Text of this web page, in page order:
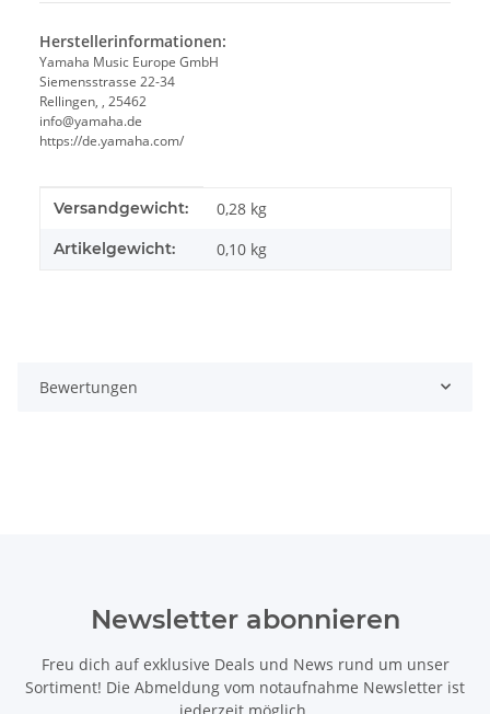
Herstellerinformationen:
Yamaha Music Europe GmbH
Siemensstrasse 22-34
Rellingen, , 25462
info@yamaha.de
https://de.yamaha.com/
Produkteigenschaft
Wert
Versandgewicht: 0,28 kg
Artikelgewicht: 0,10 kg
Bewertungen
Newsletter abonnieren
Freu dich auf exklusive Deals und News rund um unser
Sortiment! Die Abmeldung vom notaufnahme Newsletter ist